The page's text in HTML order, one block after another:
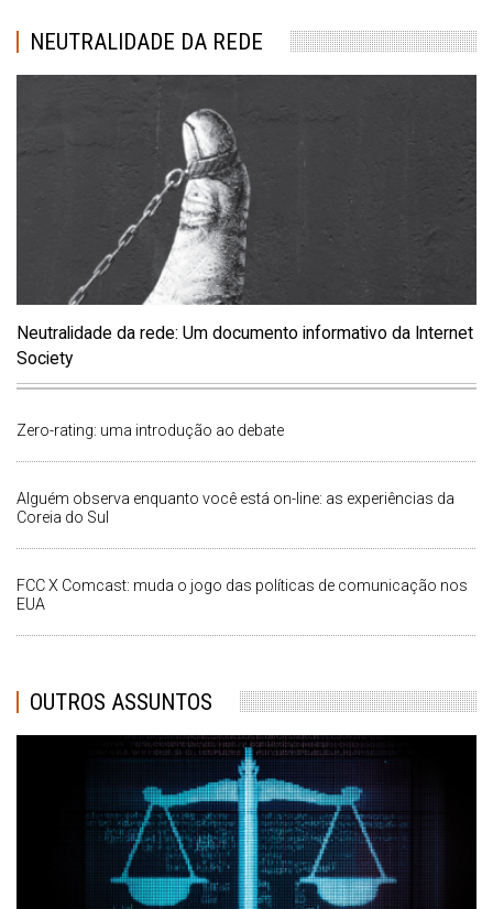
NEUTRALIDADE DA REDE
Neutralidade da rede: Um documento informativo da Internet
Society
Zero-rating: uma introdução ao debate
Alguém observa enquanto você está on-line: as experiências da
Coreia do Sul
FCC X Comcast: muda o jogo das políticas de comunicação nos
EUA
OUTROS ASSUNTOS